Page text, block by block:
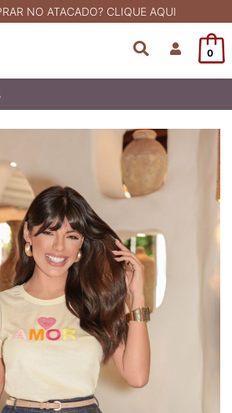
NO ATACADO? CLIQUE AQUI
0